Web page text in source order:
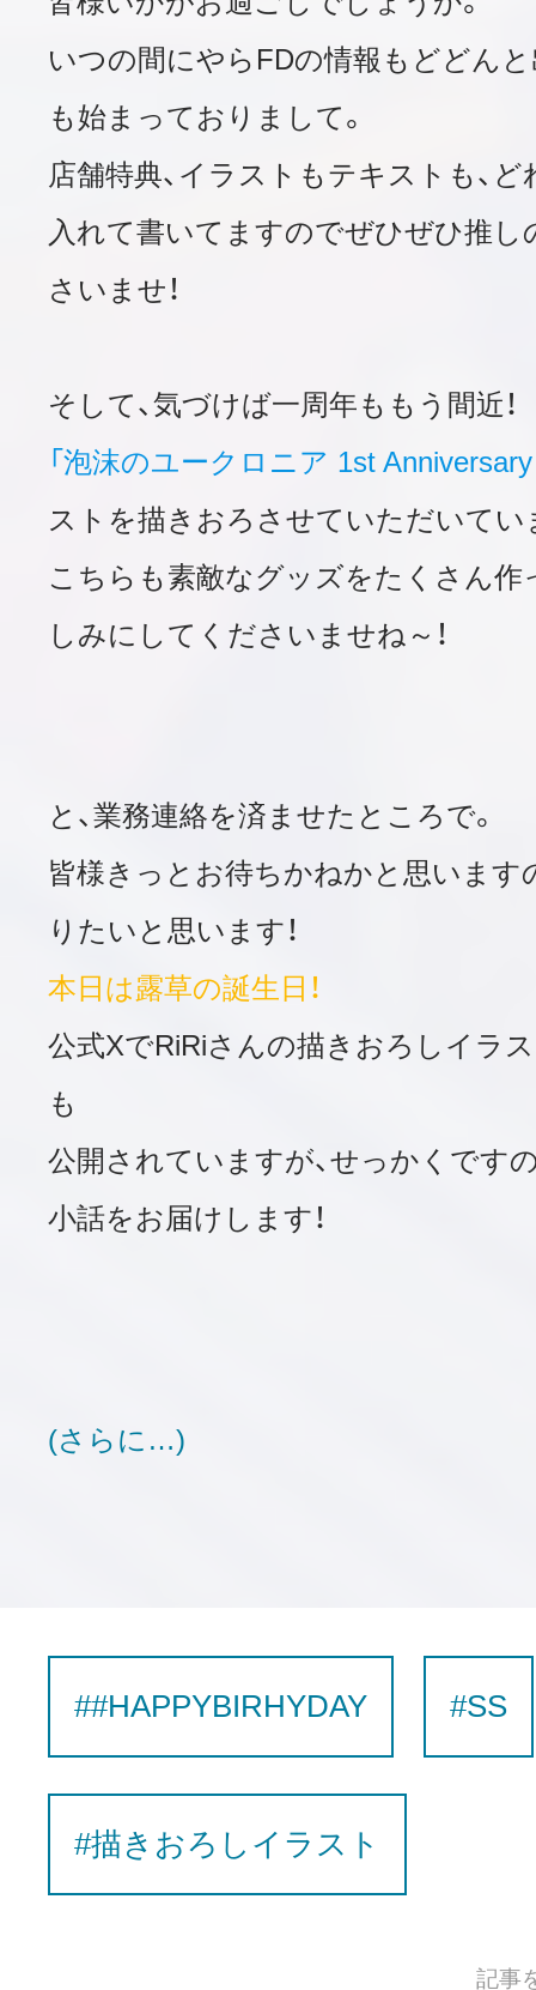
いつの間にやらFDの情報もどどん
も始まっておりまして。
店舗特典、イラストもテキストも、
入れて書いてますのでぜひぜひ推
さいませ！
そして、気づけば一周年ももう間近！
「泡沫のユークロニア 1st Anniversary
ストを描きおろさせていただいてい
こちらも素敵なグッズをたくさん
しみにしてくださいませね～！
と、業務連絡を済ませたところで。
皆様きっとお待ちかねかと思います
りたいと思います！
本日は露草の誕生日！
公式XでRiRiさんの描きおろしイラ
も
公開されていますが、せっかくです
小話をお届けします！
(さらに…)
##HAPPYBIRHYDAY #SS
#描きおろしイラスト
記事